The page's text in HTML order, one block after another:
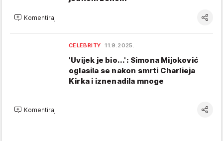
Komentiraj
CELEBRITY 11.9.2025.
'Uvijek je bio...': Simona Mijoković
oglasila se nakon smrti Charlieja
Kirka i iznenadila mnoge
Komentiraj